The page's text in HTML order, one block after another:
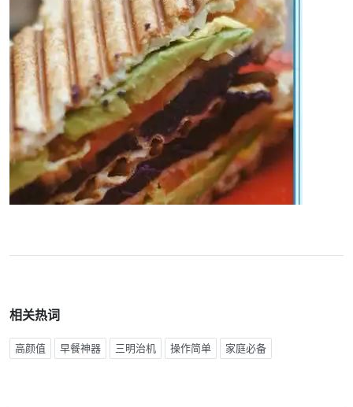
相关热词
高颜值 早餐神器 三明治机 操作简单 家庭必备